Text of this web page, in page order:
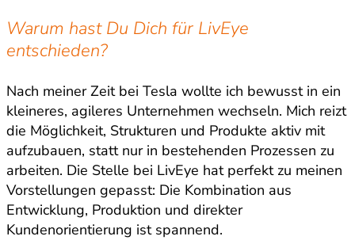
Warum hast Du Dich für LivEye
entschieden?
Nach meiner Zeit bei Tesla wollte ich bewusst in ein
kleineres, agileres Unternehmen wechseln. Mich reizt
die Möglichkeit, Strukturen und Produkte aktiv mit
aufzubauen, statt nur in bestehenden Prozessen zu
arbeiten. Die Stelle bei LivEye hat perfekt zu meinen
Vorstellungen gepasst: Die Kombination aus
Entwicklung, Produktion und direkter
Kundenorientierung ist spannend.